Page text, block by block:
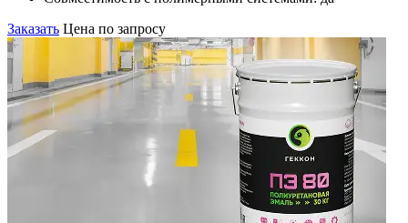
Заказать Цена по запросу